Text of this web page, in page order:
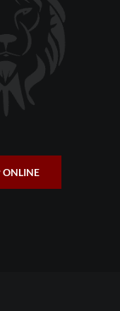
ONLINE